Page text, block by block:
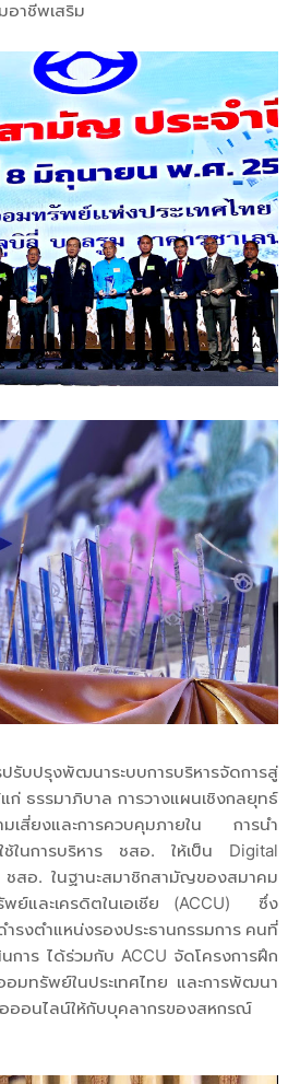
อาชีพเสริม
บปรุงพัฒนาระบบการบริหารจัดการสู่
ก่ ธรรมาภิบาล การวางแผนเชิงกลยุทธ์
มเสี่ยงและการควบคุมภายใน การนำ
ใช้ในการบริหาร ชสอ. ให้เป็น Digital
ชสอ. ในฐานะสมาชิกสามัญของสมาคม
ย์และเครดิตในเอเชีย (ACCU) ซึ่ง
ำรงตำแหน่งรองประธานกรรมการ คนที่
การ ได้ร่วมกับ ACCU จัดโครงการฝึก
มทรัพย์ในประเทศไทย และการพัฒนา
ออนไลน์ให้กับบุคลากรของสหกรณ์